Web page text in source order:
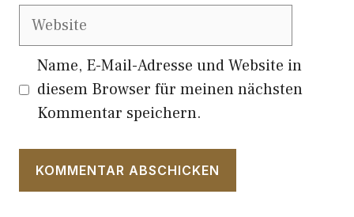
Website
Name, E-Mail-Adresse und Website in
diesem Browser für meinen nächsten
Kommentar speichern.